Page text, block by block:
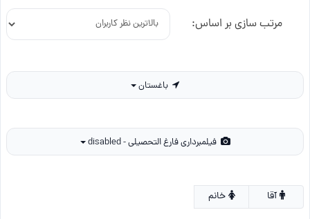
مرتب سازی بر اساس:
فیلمبرداری فارغ التحصیلی - disabled
خانم